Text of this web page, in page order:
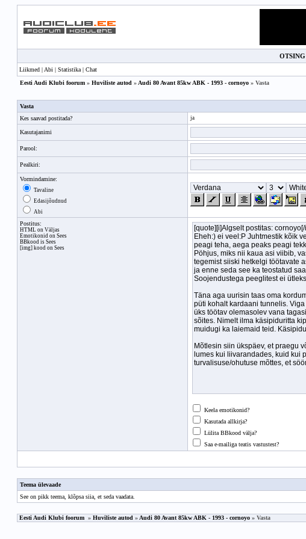
OTSING
Liikmed | Abi | Statistika | Chat
Eesti Audi Klubi foorum » Huviliste autod » Audi 80 Avant 85kw ABK - 1993 - cornoyo » Vasta
Vasta
Kes saavad postitada?
ja
Kasutajanimi
Parool:
Pealkiri:
Vormindamine:
Tavaline
Edasijõudnud
Abi
Postitus:
HTML on Väljas
Emotikonid on Sees
BBkood is Sees
[img] kood on Sees
Keela emotikonid?
Kasutada allkirja?
Lülita BBkood välja?
Saa e-mailiga teatis vastustest?
Teema ülevaade
See on pikk teema, klõpsa siia, et seda vaadata
Eesti Audi Klubi foorum » Huviliste autod » Audi 80 Avant 85kw ABK - 1993 - cornoyo » Vasta